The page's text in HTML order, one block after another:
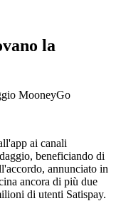
la
MooneyGo
ai canali
beneficiando di
annunciato in
ancora di più due
di utenti Satispay.